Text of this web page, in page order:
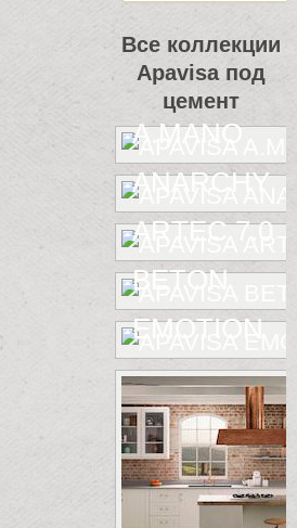
Все коллекции
Apavisa под
цемент
A.MANO
ANARCHY
ARTEC 7.0
BETON
EMOTION